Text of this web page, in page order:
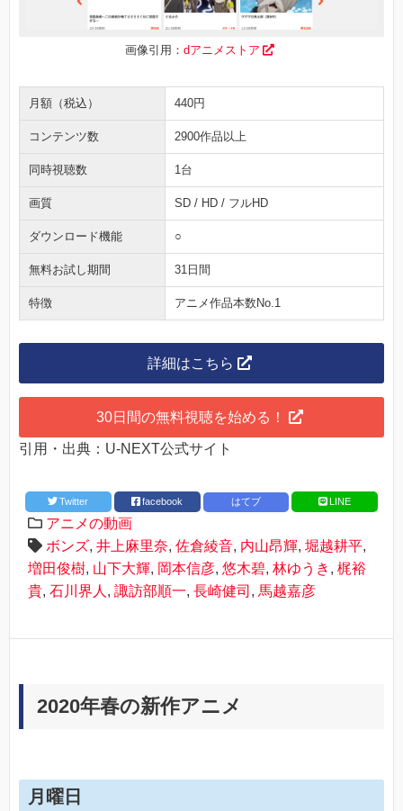
画像引用： dアニメストア
月額（税込） 440円
コンテンツ数 2900作品以上
同時視聴数 1台
画質 SD / HD / フルHD
ダウンロード機能 ○
無料お試し期間 31日間
特徴 アニメ作品本数No.1
詳細はこちら
30日間の無料視聴を始める！
引用・出典：U-NEXT公式サイト
Twitter facebook はてブ LINE
アニメの動画
ボンズ, 井上麻里奈, 佐倉綾音, 内山昂輝, 堀越耕平,
増田俊樹, 山下大輝, 岡本信彦, 悠木碧, 林ゆうき , 梶裕
貴, 石川界人 , 諏訪部順一, 長崎健司 , 馬越嘉彦
2020年春の新作アニメ
月曜日